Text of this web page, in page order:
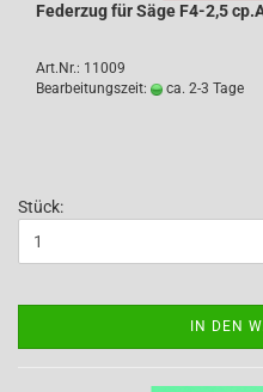
Federzug für Säge F4-2,5
Art.Nr.: 11009
Bearbeitungszeit:
ca. 2-3 Tage
Stück:
IN DEN